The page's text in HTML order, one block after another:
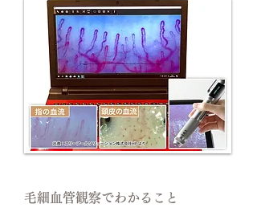
毛細血管観察でわかること